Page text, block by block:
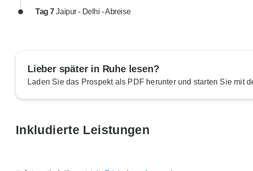
Tag 7Jaipur - Delhi - Abreise
Lieber später in Ruhe lesen?
Laden Sie das Prospekt als PDF herunter und starten Sie mit
Inkludierte Leistungen